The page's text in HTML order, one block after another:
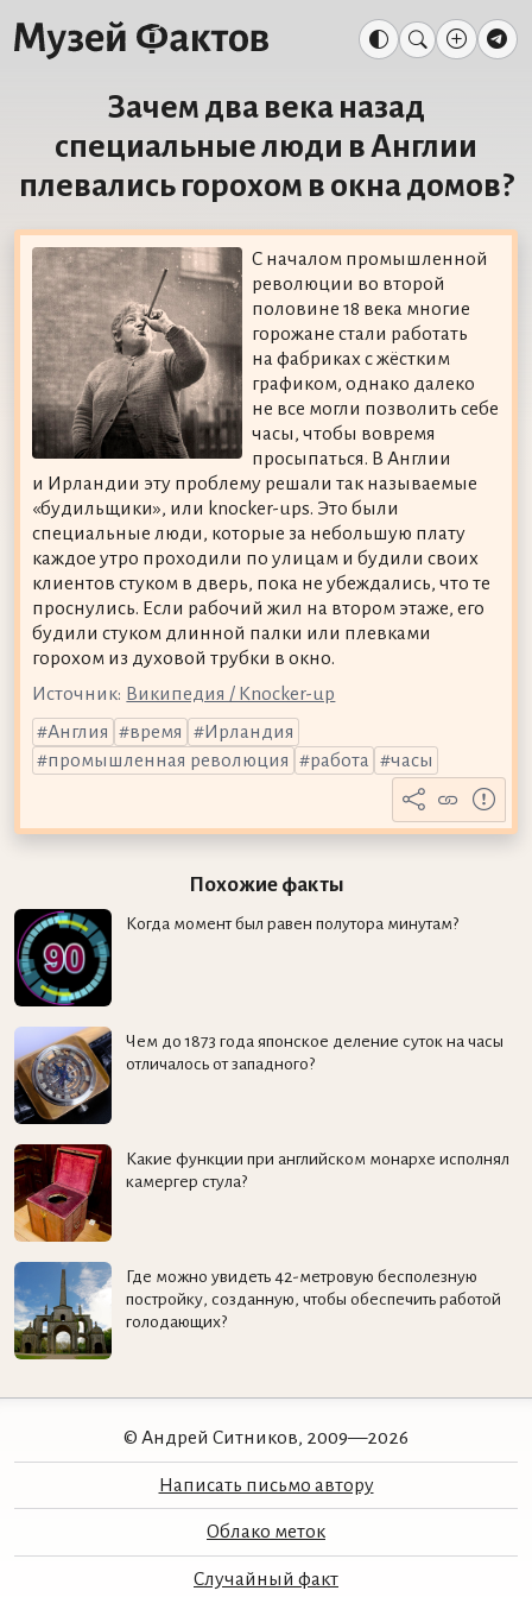
Зачем два века назад
специальные люди в Англии
плевались горохом в окна домов?
С началом промышленной
революции во второй
половине 18 века многие
горожане стали работать
на фабриках с жёстким
графиком, однако далеко
не все могли позволить себе
часы, чтобы вовремя
просыпаться. В Англии
и Ирландии эту проблему решали так называемые
«будильщики», или knocker-ups. Это были
специальные люди, которые за небольшую плату
каждое утро проходили по улицам и будили своих
клиентов стуком в дверь, пока не убеждались, что те
проснулись. Если рабочий жил на втором этаже, его
будили стуком длинной палки или плевками
горохом из духовой трубки в окно.
Источник: Википедия / Knocker-up
Англия
время
Ирландия
промышленная революция
работа часы
Похожие факты
Когда момент был равен полутора минутам?
Чем до 1873 года японское деление суток на часы
отличалось от западного?
Какие функции при английском монархе исполнял
камергер стула?
Где можно увидеть 42-метровую бесполезную
постройку, созданную, чтобы обеспечить работой
голодающих?
© Андрей Ситников, 2009—2026
Написать письмо автору
Облако меток
Случайный факт